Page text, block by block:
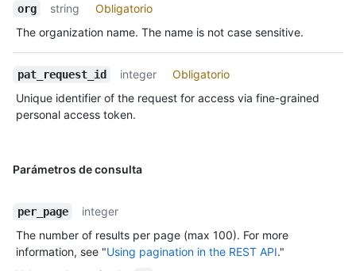
org string
Obligatorio
The organization name. The name is not case sensitive.
pat_request_id integer
Obligatorio
Unique identifier of the request for access via fine-grained
personal access token.
Parámetros de consulta
per_page
integer
The number of results per page (max 100). For more
information, see "Using pagination in the REST API."